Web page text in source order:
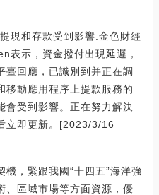
現和存款受到影響:金色財經
表示，資金撥付出現延遲，
臺回應，已識別到并正在調
移動應用程序上提款服務的
會受到影響。正在努力解決
立即更新。[2023/3/16
，緊跟我國“十四五”海洋強
、區域市場等方面資源，優